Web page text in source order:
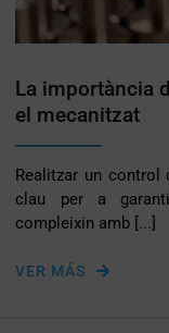
La importància
el mecanitzat
Realitzar un control
clau per a
compleixin amb [...]
VER MÁS